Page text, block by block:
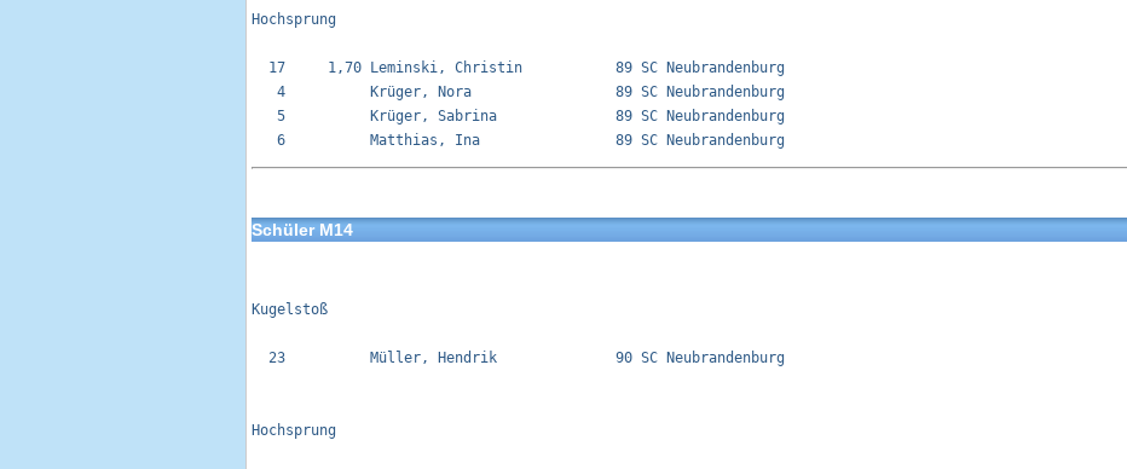
Hochsprung
  17     1,70 Leminski, Christin           89 SC Neubrandenburg
   4          Krüger, Nora                 89 SC Neubrandenburg
   5          Krüger, Sabrina              89 SC Neubrandenburg
Schüler M14
Kugelstoß
  23          Müller, Hendrik              90 SC Neubrandenburg
Hochsprung